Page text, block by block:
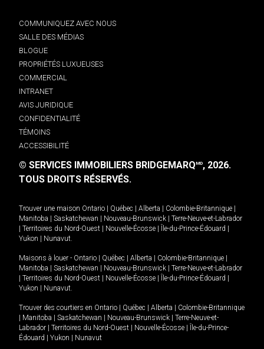
COMMUNIQUEZ AVEC NOUS
SALLE DES MÉDIAS
BLOGUE
PROPRIÉTÉS LUXUEUSES
COMMERCIAL
INTRANET
AVIS JURIDIQUE
CONFIDENTIALITÉ
TÉMOINS
ACCESSIBILITÉ
© SERVICES IMMOBILIERS BRIDGEMARQMD, 2026.
TOUS DROITS RÉSERVÉS.
Trouver une maison Ontario Québec Alberta Colombie-Britannique
Manitoba
Saskatchewan Nouveau-Brunswick
Terre-Neuve-et-Labrador
Territoires du Nord-Ouest Nouvelle-Écosse Île-du-Prince-Édouard
Yukon
Nunavut.
Maisons à louer - Ontario Québec Alberta Colombie-Britannique
Manitoba
Saskatchewan Nouveau-Brunswick
Terre-Neuve-et-Labrador
Territoires du Nord-Ouest Nouvelle-Écosse Île-du-Prince-Édouard
Yukon
Nunavut.
Trouver des courtiers en Ontario Québec Alberta
Colombie-Britannique
Manitoba Saskatchewan Nouveau-Brunswick
Terre-Neuve-et-
Labrador
Territoires du Nord-Ouest Nouvelle-Écosse
Île-du-Prince-
Édouard
Yukon Nunavut